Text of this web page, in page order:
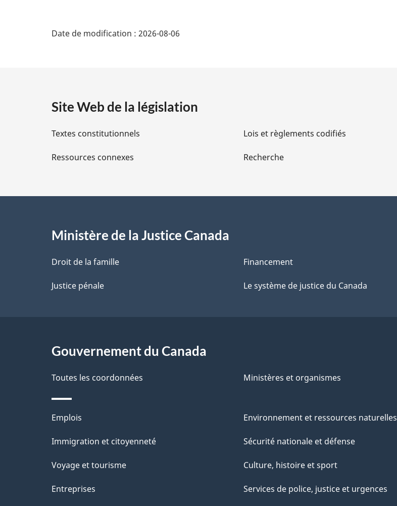
i
l
s
l
a
p
e
Date de modification : 2026-08-06
Site Web de la législation
Textes constitutionnels
Ressources connexes
Lois et règlements codifiés
Recherche
Ministère de la Justice Canada
Droit de la famille
Justice pénale
Financement
Le système de justice du Canada
Gouvernement du Canada
Toutes les coordonnées Ministères et organismes
Thèmes
et
Emplois
Immigration et citoyenneté
Voyage et tourisme
Entreprises
Environnement et ressources naturelles
Sécurité nationale et défense
Culture, histoire et sport
Services de police, justice et urgences